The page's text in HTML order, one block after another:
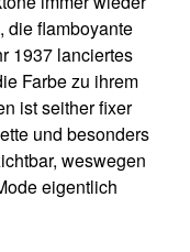
die flamboyante
1937 lanciertes
Farbe zu ihrem
ist seither fixer
und besonders
weswegen
eigentlich